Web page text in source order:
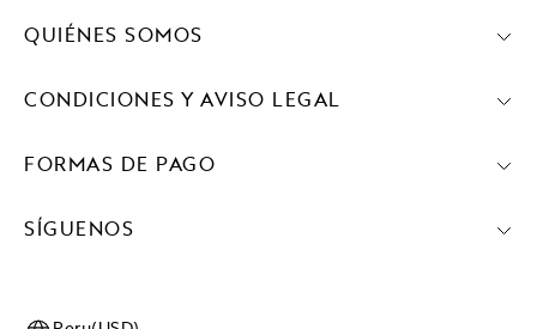
FORMAS DE PAGO
SÍGUENOS
QUIÉNES SOMOS
CONDICIONES Y AVISO LEGAL